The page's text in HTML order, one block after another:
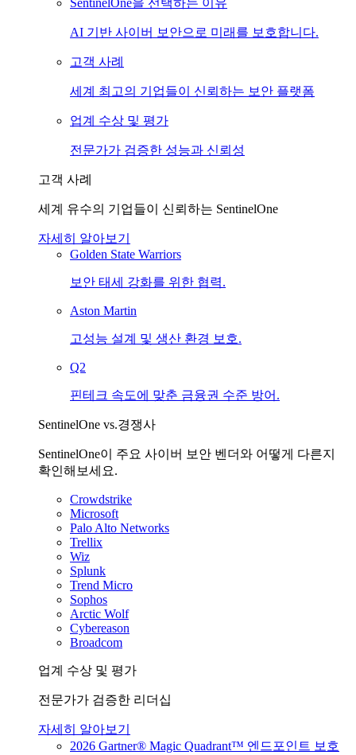
SentinelOne을 선택하는 이유
AI 기반 사이버 보안으로 미래를 보호합니다.
고객 사례
세계 최고의 기업들이 신뢰하는 보안 플랫폼
업계 수상 및 평가
전문가가 검증한 성능과 신뢰성
고객 사례
세계 유수의 기업들이 신뢰하는 SentinelOne
자세히 알아보기
Golden State Warriors
보안 태세 강화를 위한 협력.
Aston Martin
고성능 설계 및 생산 환경 보호.
Q2
핀테크 속도에 맞춘 금융권 수준 방어.
SentinelOne vs.경쟁사
SentinelOne이 주요 사이버 보안 벤더와 어떻게 다른지
확인해보세요.
Crowdstrike
Microsoft
Palo Alto Networks
Trellix
Wiz
Splunk
Trend Micro
Sophos
Arctic Wolf
Cybereason
Broadcom
업계 수상 및 평가
전문가가 검증한 리더십
자세히 알아보기
2026 Gartner® Magic Quadrant™ 엔드포인트 보호